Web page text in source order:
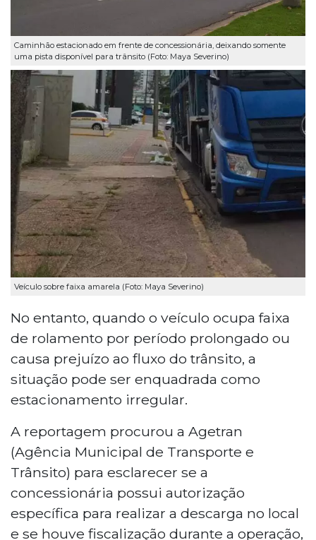
Caminhão estacionado em frente de concessionária, deixando somente
uma pista disponível para trânsito (Foto: Maya Severino)
Veículo sobre faixa amarela (Foto: Maya Severino)
No entanto, quando o veículo ocupa faixa
de rolamento por período prolongado ou
causa prejuízo ao fluxo do trânsito, a
situação pode ser enquadrada como
estacionamento irregular.
A reportagem procurou a Agetran
(Agência Municipal de Transporte e
Trânsito) para esclarecer se a
concessionária possui autorização
específica para realizar a descarga no local
e se houve fiscalização durante a operação,